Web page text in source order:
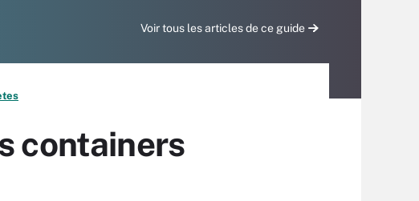
Voir tous les articles de ce guide
containers